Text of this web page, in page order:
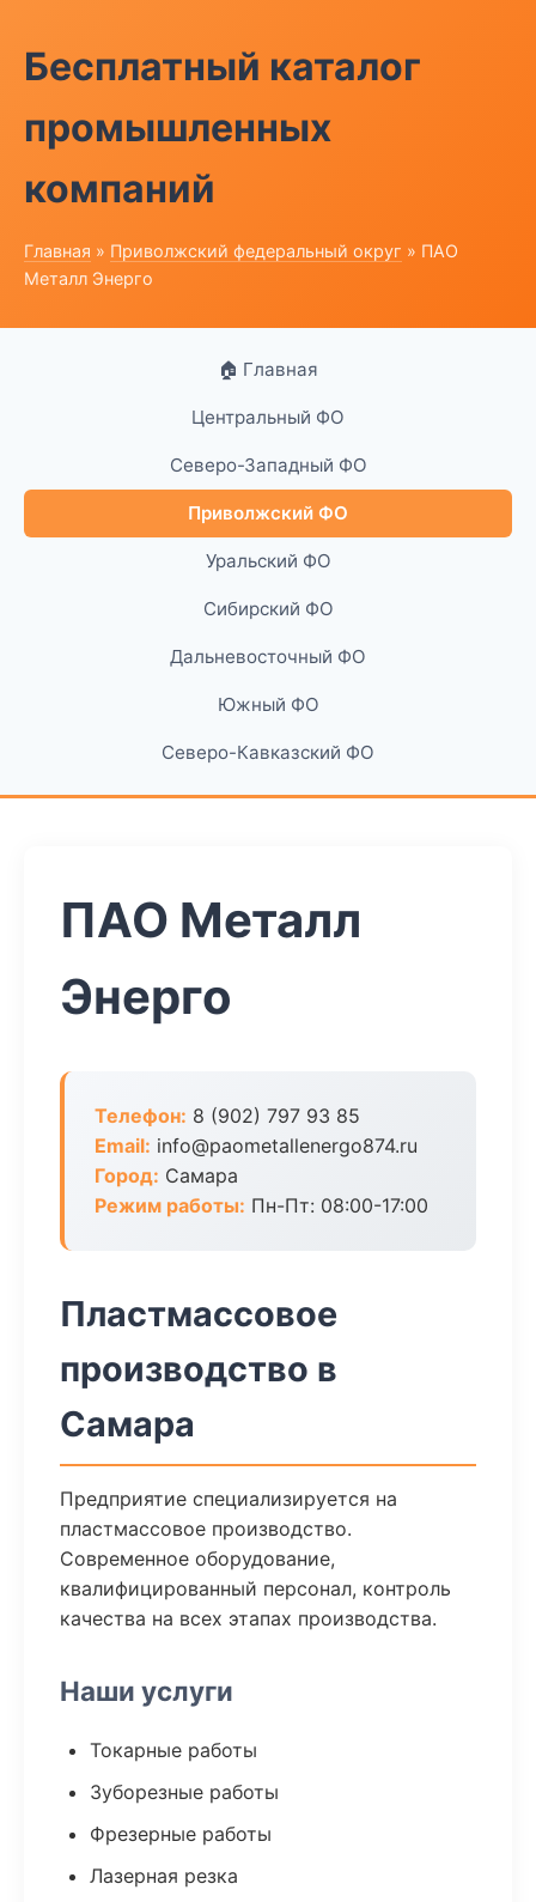
Бесплатный каталог
промышленных
компаний
Главная » Приволжский федеральный округ » ПАО
Металл Энерго
🏠 Главная
Центральный ФО
Северо-Западный ФО
Приволжский ФО
Уральский ФО
Сибирский ФО
Дальневосточный ФО
Южный ФО
Северо-Кавказский ФО
ПАО Металл
Энерго
Телефон: 8 (902) 797 93 85
Email: info@paometallenergo874.ru
Город: Самара
Режим работы: Пн-Пт: 08:00-17:00
Пластмассовое
производство в
Самара
Предприятие специализируется на
пластмассовое производство.
Современное оборудование,
квалифицированный персонал, контроль
качества на всех этапах производства.
Наши услуги
Токарные работы
Зуборезные работы
Фрезерные работы
Лазерная резка